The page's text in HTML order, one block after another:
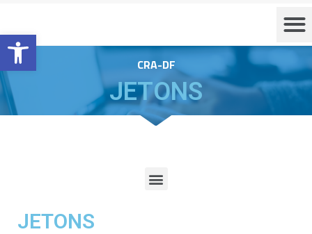
Barra de Ferramentas Aberta
CRA-DF
JETONS
JETONS